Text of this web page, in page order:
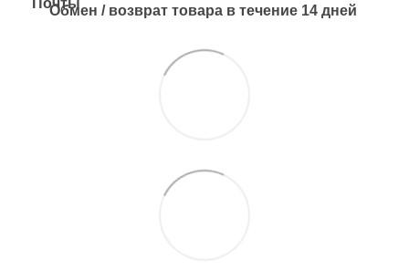
Обмен / возврат товара в течение 14 дней